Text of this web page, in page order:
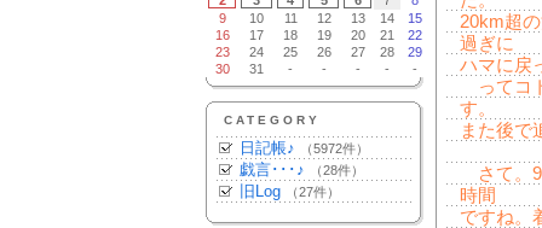
9
10 11 12 13 14
15
16
17 18 19 20 21
22
23
24 25 26 27 28
29
30
31 - - - - -
CATEGORY
日記帳♪ （5972件）
戯言･･･♪ （28件）
旧Log （27件）
20km超
過ぎに
ハマに戻
ってコ
す。
また後で
さて。9
時間
ですね。